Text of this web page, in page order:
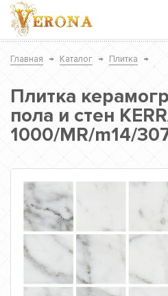
Главная → Каталог → Плитка →
Плитка
пола и стен
1000/MR/m14/